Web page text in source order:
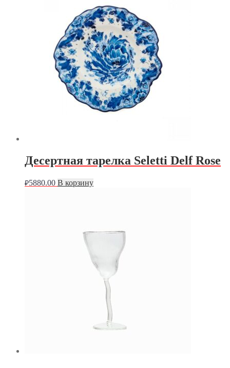
Десертная тарелка Seletti Delf Rose
₽5880.00 В корзину